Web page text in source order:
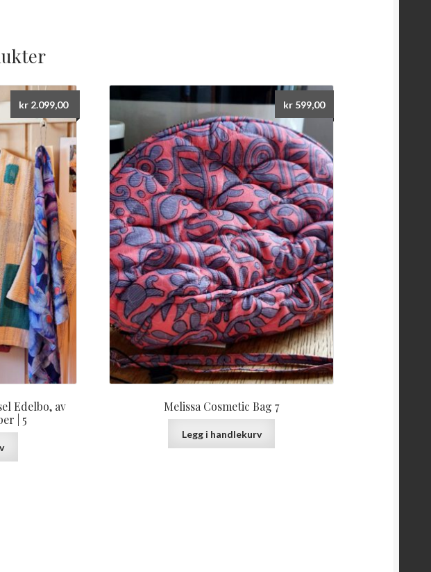
Edelbo, av
| 5
kr2.099,00
Melissa Cosmetic Bag 7
kr599,00
Legg i handlekurv